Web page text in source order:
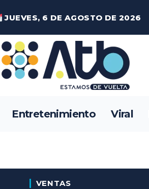
JUEVES, 6 DE AGOSTO DE 2026
Entretenimiento Viral
VENTAS